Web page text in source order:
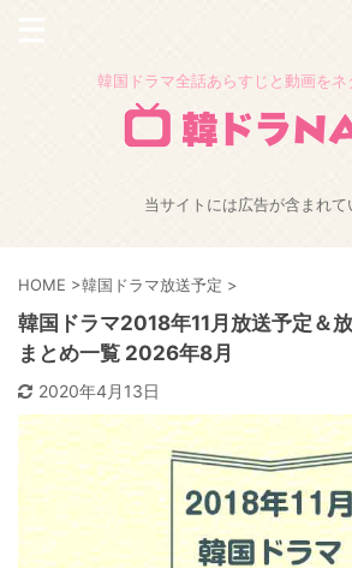
韓国ドラマ全話あらすじと動画をネ
当サイトには広告が含まれて
HOME >韓国ドラマ放送予定 >
韓国ドラマ2018年11月放送予定＆
まとめ一覧 2026年8月
2020年4月13日